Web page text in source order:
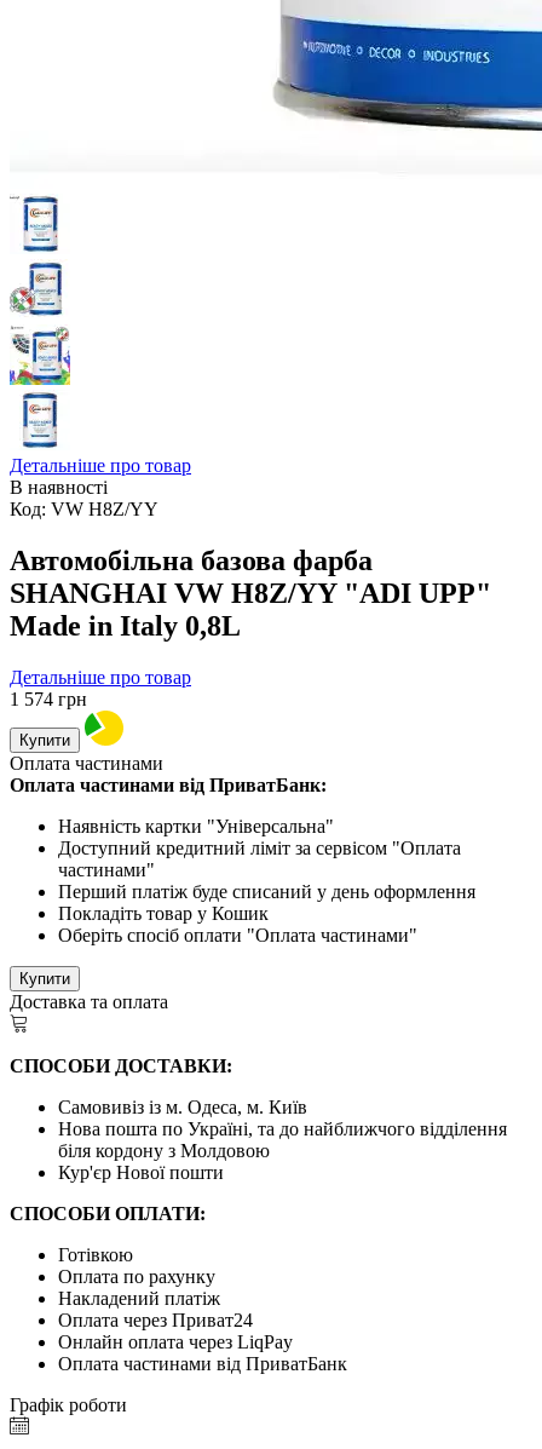
Детальніше про товар
В наявності
Код: VW H8Z/YY
Автомобільна базова фарба
SHANGHAI VW H8Z/YY "ADI UPP"
Made in Italy 0,8L
Детальніше про товар
1 574 грн
Купити
Оплата частинами
Оплата частинами від ПриватБанк:
Наявність картки "Універсальна"
Доступний кредитний ліміт за сервісом "Оплата
частинами"
Перший платіж буде списаний у день оформлення
Покладіть товар у Кошик
Оберіть спосіб оплати "Оплата частинами"
Купити
Доставка та оплата
СПОСОБИ ДОСТАВКИ:
Самовивіз із м. Одеса, м. Київ
Нова пошта по Україні, та до найближчого відділення
біля кордону з Молдовою
Кур'єр Нової пошти
СПОСОБИ ОПЛАТИ:
Готівкою
Оплата по рахунку
Накладений платіж
Оплата через Приват24
Онлайн оплата через LiqPay
Оплата частинами від ПриватБанк
Графік роботи